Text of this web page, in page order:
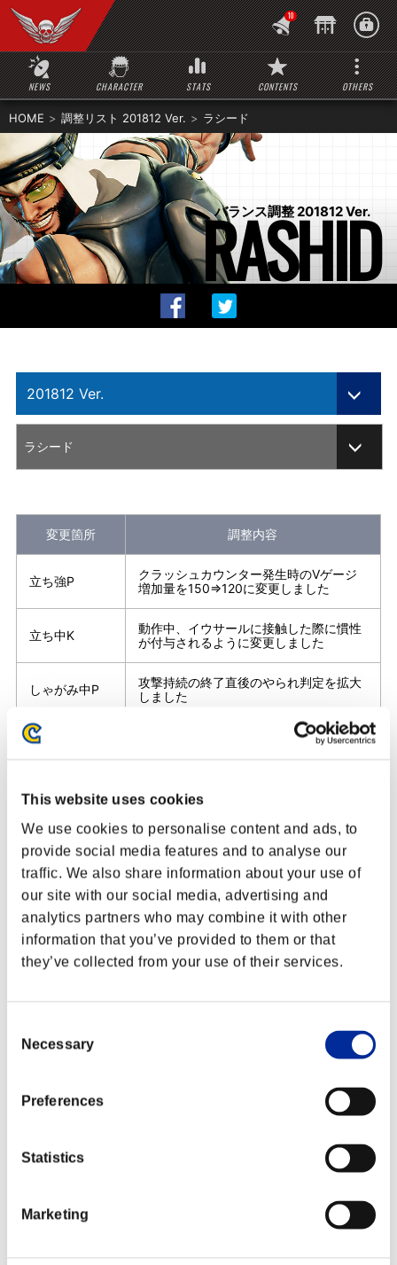
This website uses cookies
We use cookies to personalise content and ads, to
provide social media features and to analyse our
traffic. We also share information about your use of
our site with our social media, advertising and
analytics partners who may combine it with other
information that you’ve provided to them or that
they’ve collected from your use of their services.
Selection
Necessary
Preferences
Statistics
Marketing
NEWS CHARACTER STATS CONTENTS OTHERS
10
HOME 調整リスト 201812 Ver. ラシード
バランス調整 201812 Ver.
RASHID
201812 Ver.
201705 Ver.
201804 Ver.
201812 Ver.
CE202003 Ver.
CE202102 Ver.
CE202203 Ver.
ラシード
変更箇所 調整内容
立ち強P
クラッシュカウンター発生時のVゲージ
増加量を150⇒120に変更しました
立ち中K
動作中、イウサールに接触した際に慣性
が付与されるように変更しました
しゃがみ中P
攻撃持続の終了直後のやられ判定を拡大
しました
しゃがみ強P
クラッシュカウンター発生時のVゲージ
増加量を150⇒120に変更しました
しゃがみ強K
クラッシュカウンター発生時のVゲージ
増加量を100⇒120に変更しました
地上イーグ
ル・スパイク
ヒット時にラシードが跳ね返らないよう
に変更しました
※ダッシュ・イーグル・スパイクとVイー
グル・スパイクは変更ありません
弱イーグル・
スパイク
①ダメージを110⇒100に変更しました
②ヒット時の吹き飛びを増加しました
③スタン値を200⇒150に変更しました
中イーグル・
①ダメージを140⇒130に変更しました
版）
①技の動作中に攻撃を受けた際の被ダメ
②慣性版の動作中に被カウンター判定を
グ・ミキサー
ダメージを90⇒80に変更しました
中スピニン
ダメージを110⇒100に変更しました